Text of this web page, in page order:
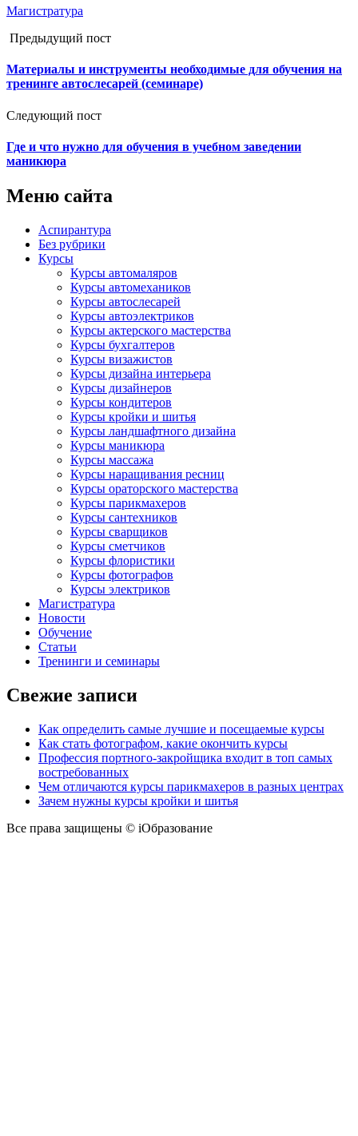
Магистратура
Предыдущий пост
Материалы и инструменты необходимые для обучения на
тренинге автослесарей (семинаре)
Следующий пост
Где и что нужно для обучения в учебном заведении
маникюра
Меню сайта
Аспирантура
Без рубрики
Курсы
Курсы автомаляров
Курсы автомехаников
Курсы автослесарей
Курсы автоэлектриков
Курсы актерского мастерства
Курсы бухгалтеров
Курсы визажистов
Курсы дизайна интерьера
Курсы дизайнеров
Курсы кондитеров
Курсы кройки и шитья
Курсы ландшафтного дизайна
Курсы маникюра
Курсы массажа
Курсы наращивания ресниц
Курсы ораторского мастерства
Курсы парикмахеров
Курсы сантехников
Курсы сварщиков
Курсы сметчиков
Курсы флористики
Курсы фотографов
Курсы электриков
Магистратура
Новости
Обучение
Статьи
Тренинги и семинары
Свежие записи
Как определить самые лучшие и посещаемые курсы
Как стать фотографом, какие окончить курсы
Профессия портного-закройщика входит в топ самых
востребованных
Чем отличаются курсы парикмахеров в разных центрах
Зачем нужны курсы кройки и шитья
Все права защищены © iОбразование